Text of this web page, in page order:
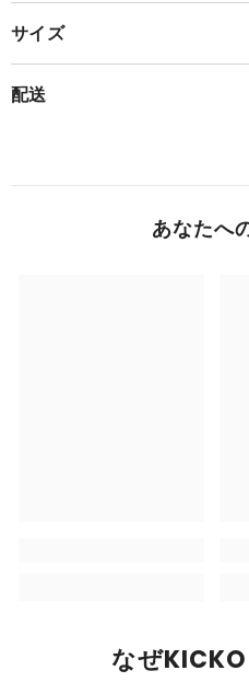
サイズ
配送
あなたへ
なぜ